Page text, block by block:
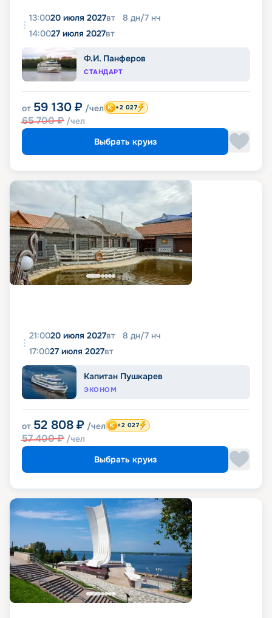
13:0020 июля 2027вт 8 дн/7 нч
14:0027 июля 2027вт
Ф.И. Панферов
СТАНДАРТ
от 59 130 ₽ /чел
65 700₽ /чел
+2 027
Выбрать круиз
21:0020 июля 2027вт 8 дн/7 нч
17:0027 июля 2027вт
Капитан Пушкарев
ЭКОНОМ
от 52 808 ₽ /чел
57 400₽ /чел
+2 027
Выбрать круиз